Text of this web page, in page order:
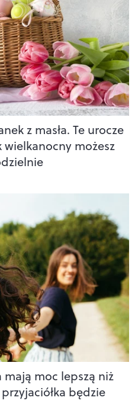
z masła. Te urocze
wielkanocny możesz
mają moc lepszą niż
będzie